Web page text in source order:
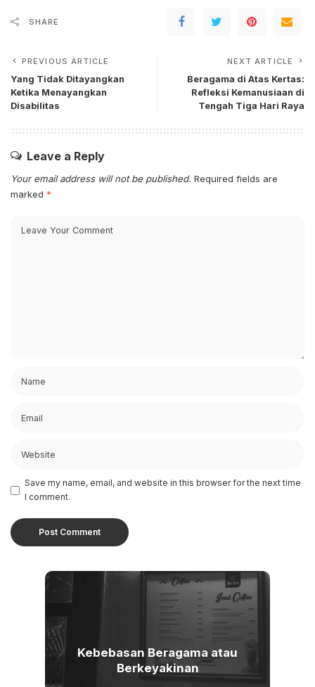
SHARE
PREVIOUS ARTICLE
Yang Tidak Ditayangkan
Ketika Menayangkan
Disabilitas
NEXT ARTICLE
Beragama di Atas Kertas:
Refleksi Kemanusiaan di
Tengah Tiga Hari Raya
Leave a Reply
Your email address will not be published. Required fields are
marked *
Save my name, email, and website in this browser for the next time
I comment.
Kebebasan Beragama atau
Berkeyakinan